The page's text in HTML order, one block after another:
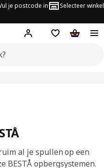
je postcode in Selecteer winkel
Hej! Log in
al je spullen op een
BESTÅ opbergsystemen.